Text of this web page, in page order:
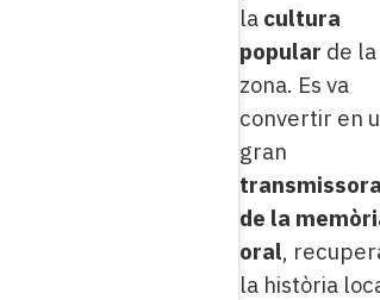
la cultura
popular de la
zona. Es va
convertir en
gran
transmissora
de la
oral,
la història